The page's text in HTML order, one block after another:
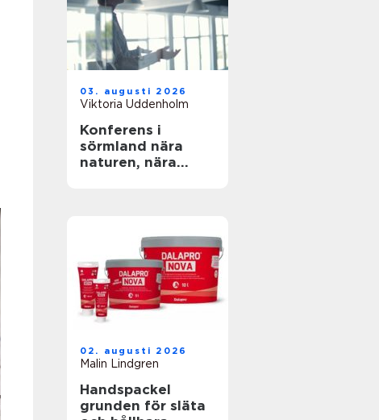
03. augusti 2026
Viktoria Uddenholm
Konferens i
sörmland nära
naturen, nära
02. augusti 2026
Malin Lindgren
Handspackel
grunden för släta